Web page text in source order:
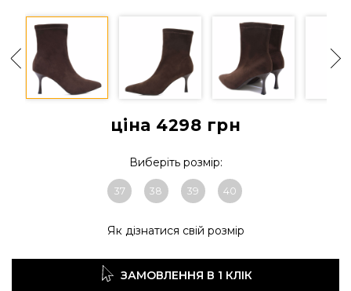
ціна 4298 грн
Виберіть розмір:
37 38 39 40
Як дізнатися свій розмір
ЗАМОВЛЕННЯ В 1 КЛІК